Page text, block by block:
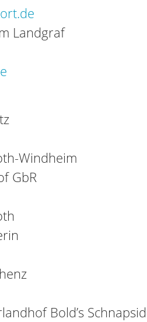
Landgraf
Windheim
GbR
Bold’s